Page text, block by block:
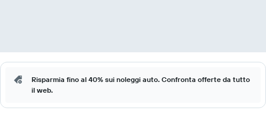
Risparmia fino al 40% sui noleggi auto. Confronta offerte da tutto
il web.